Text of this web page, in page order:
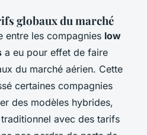
globaux du marché
entre les compagnies low
a eu pour effet de faire
du marché aérien. Cette
certaines compagnies
des modèles hybrides,
avec des tarifs